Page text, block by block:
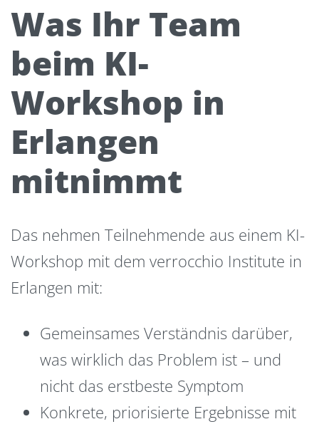
Was Ihr Team
beim KI-
Workshop in
Erlangen
mitnimmt
Das nehmen Teilnehmende aus einem KI-
Workshop mit dem verrocchio Institute in
Erlangen mit:
Gemeinsames Verständnis darüber,
was wirklich das Problem ist – und
nicht das erstbeste Symptom
Konkrete, priorisierte Ergebnisse mit